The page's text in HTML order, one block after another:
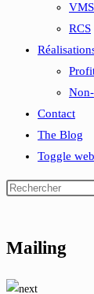
RCS
Contact
The Blog
Toggle
Mailing